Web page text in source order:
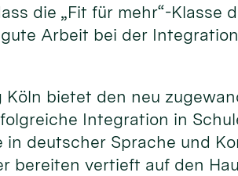
die „Fit für mehr“-Klasse
Arbeit bei der
Köln bietet den neu
Integration in
deutscher Sprache und
bereiten vertieft auf den